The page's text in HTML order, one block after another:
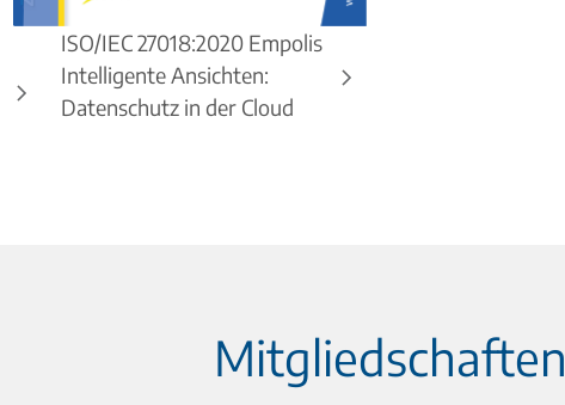
ISO/IEC 27018:2020 Empolis
Intelligente Ansichten:
Datenschutz in der Cloud
Mitgliedschaften